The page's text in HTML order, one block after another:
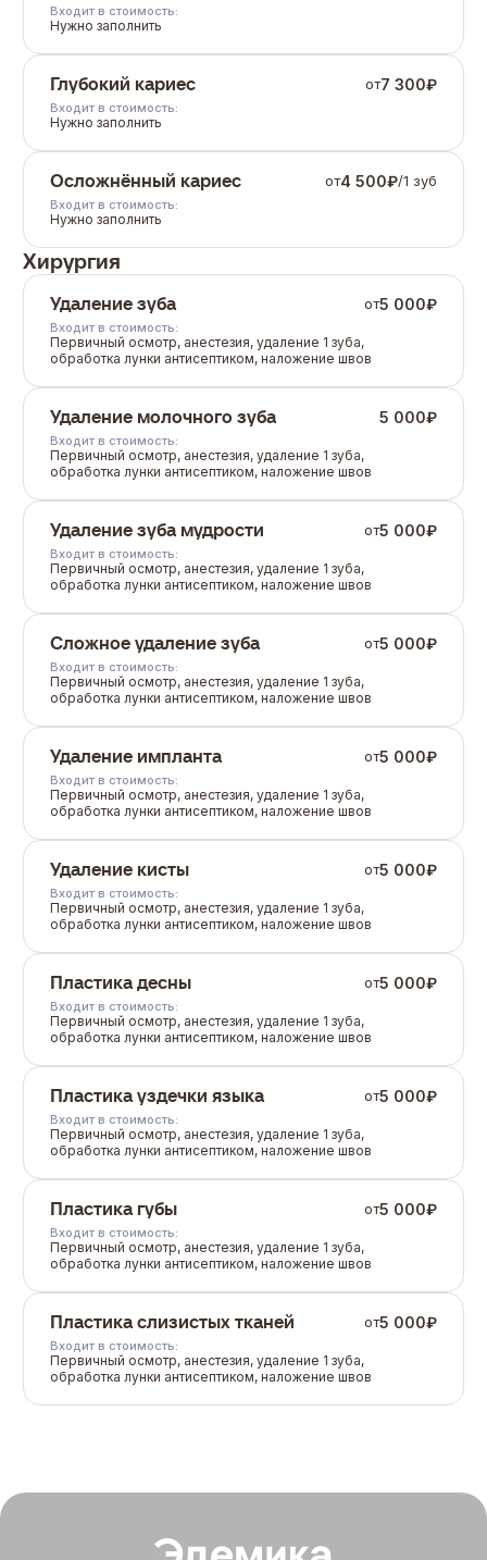
Входит в стоимость:
Нужно заполнить
Глубокий кариес от7 300₽
Входит в стоимость:
Нужно заполнить
Осложнённый кариес от4 500₽/1 зуб
Входит в стоимость:
Нужно заполнить
Хирургия
Удаление зуба от5 000₽
Входит в стоимость:
Первичный осмотр, анестезия, удаление 1 зуба,
обработка лунки антисептиком, наложение швов
Удаление молочного зуба 5 000₽
Входит в стоимость:
Первичный осмотр, анестезия, удаление 1 зуба,
обработка лунки антисептиком, наложение швов
Удаление зуба мудрости от5 000₽
Входит в стоимость:
Первичный осмотр, анестезия, удаление 1 зуба,
обработка лунки антисептиком, наложение швов
Сложное удаление зуба от5 000₽
Входит в стоимость:
Первичный осмотр, анестезия, удаление 1 зуба,
обработка лунки антисептиком, наложение швов
Удаление импланта от5 000₽
Входит в стоимость:
Первичный осмотр, анестезия, удаление 1 зуба,
обработка лунки антисептиком, наложение швов
Удаление кисты от5 000₽
Входит в стоимость:
Первичный осмотр, анестезия, удаление 1 зуба,
обработка лунки антисептиком, наложение швов
Пластика десны от5 000₽
Входит в стоимость:
Первичный осмотр, анестезия, удаление 1 зуба,
обработка лунки антисептиком, наложение швов
Пластика уздечки языка от5 000₽
Входит в стоимость:
Первичный осмотр, анестезия, удаление 1 зуба,
обработка лунки антисептиком, наложение швов
Пластика губы от5 000₽
Входит в стоимость:
Первичный осмотр, анестезия, удаление 1 зуба,
обработка лунки антисептиком, наложение швов
Пластика слизистых тканей от5 000₽
Входит в стоимость:
Первичный осмотр, анестезия, удаление 1 зуба,
обработка лунки антисептиком, наложение швов